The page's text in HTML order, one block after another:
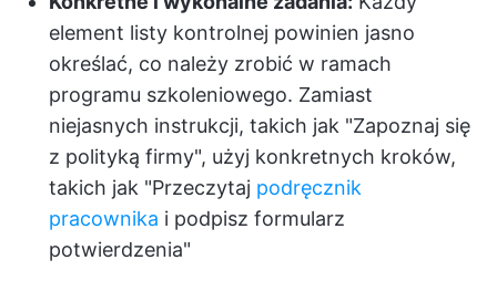
element listy kontrolnej powinien jasno
określać, co należy zrobić w ramach
programu szkoleniowego. Zamiast
niejasnych instrukcji, takich jak "Zapoznaj się
z polityką firmy", użyj konkretnych kroków,
takich jak "Przeczytaj podręcznik
pracownika i podpisz formularz
potwierdzenia"